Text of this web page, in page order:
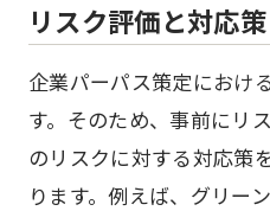
リスク評価と対応策
企業パーパス策定におけ
す。そのため、事前にリ
のリスクに対する対応策
ります。例えば、グリー